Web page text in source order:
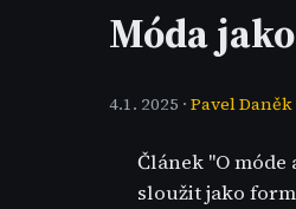
Móda
4.1. 2025 · Pavel Daněk
Článek "O
sloužit jako